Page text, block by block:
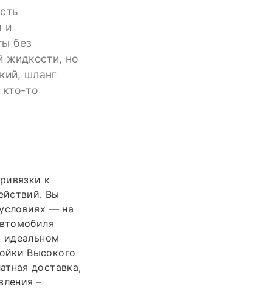
и
без
жидкости, но
шланг
то
к
Вы
— на
идеальном
Высокого
доставка,
–